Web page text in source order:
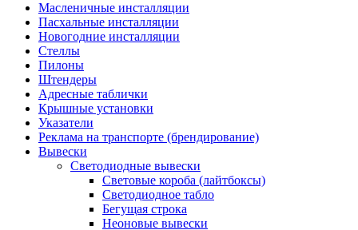
Масленичные инсталляции
Пасхальные инсталляции
Новогодние инсталляции
Стеллы
Пилоны
Штендеры
Адресные таблички
Крышные установки
Указатели
Реклама на транспорте (брендирование)
Вывески
Светодиодные вывески
Световые короба (лайтбоксы)
Светодиодное табло
Бегущая строка
Неоновые вывески